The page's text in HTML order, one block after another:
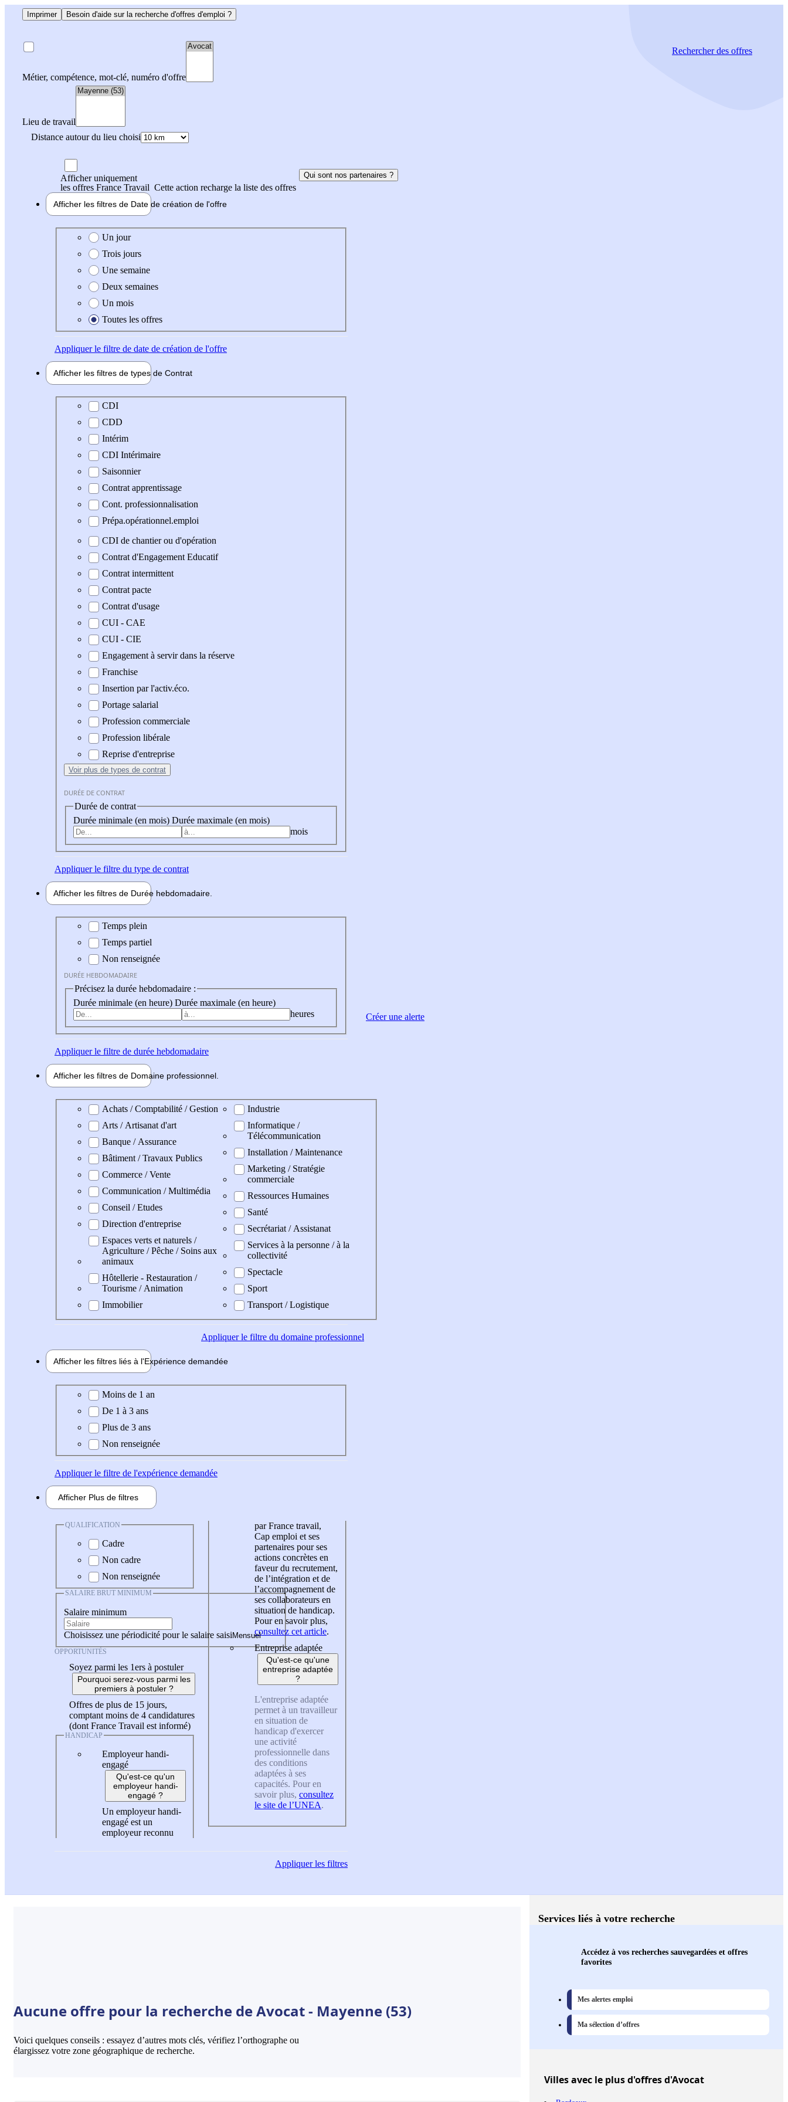
Imprimer Besoin d'aide sur la recherche d'offres d'emploi ?
Métier, compétence, mot-clé, numéro d'offre
Lieu de travail
Distance autour du lieu choisi
Rechercherdes offres
Afficher uniquement
les offres France Travail Cette action recharge la liste des offres
Qui sont nos partenaires ?
Afficher les filtres de Date de création de l'offre
Date de création de l'offre
Un jour
Trois jours
Une semaine
Deux semaines
Un mois
Toutes les offres
Appliquerle filtre de date de création de l'offre
Afficher les filtres de types de Contrat
Type de contrat
CDI
CDD
Intérim
CDI Intérimaire
Saisonnier
Contrat apprentissage
Cont. professionnalisation
Prépa.opérationnel.emploi
CDI de chantier ou d'opération
Contrat d'Engagement Educatif
Contrat intermittent
Contrat pacte
Contrat d'usage
CUI - CAE
CUI - CIE
Engagement à servir dans la réserve
Franchise
Insertion par l'activ.éco.
Portage salarial
Profession commerciale
Profession libérale
Reprise d'entreprise
Voir plus de types de contrat
DURÉE DE CONTRAT
Durée de contrat
Durée minimale (en mois) Durée maximale (en mois)
mois
Appliquerle filtre du type de contrat
Afficher les filtres de Durée hebdomadaire
Durée hebdomadaire
Temps plein
Temps partiel
Non renseignée
DURÉE HEBDOMADAIRE
Précisez la durée hebdomadaire :
Durée minimale (en heure) Durée maximale (en heure)
heures
Appliquerle filtre de durée hebdomadaire
Afficher les filtres de Domaine professionnel
Domaine professionel
Achats / Comptabilité / Gestion
Arts / Artisanat d'art
Banque / Assurance
Bâtiment / Travaux Publics
Commerce / Vente
Communication / Multimédia
Conseil / Etudes
Direction d'entreprise
Espaces verts et naturels /
Agriculture / Pêche / Soins aux
animaux
Hôtellerie - Restauration /
Tourisme / Animation
Immobilier
Industrie
Informatique /
Télécommunication
Installation / Maintenance
Marketing / Stratégie
commerciale
Ressources Humaines
Santé
Secrétariat / Assistanat
Services à la personne / à la
collectivité
Spectacle
Sport
Transport / Logistique
Appliquerle filtre du domaine professionnel
Afficher les filtres liés à l'Expérience demandée
Expérience demandée
Moins de 1 an
De 1 à 3 ans
Plus de 3 ans
Non renseignée
Appliquerle filtre de l'expérience demandée
Afficher Plus de filtres
QUALIFICATION
Cadre
Non cadre
Non renseignée
SALAIRE BRUT MINIMUM
Salaire minimum
Choisissez une périodicité pour le salaire saisi
OPPORTUNITÉS
Soyez parmi les 1ers à postuler
Pourquoi serez-vous parmi les
premiers à postuler ?
Offres de plus de 15 jours,
comptant moins de 4 candidatures
(dont France Travail est informé)
HANDICAP
Employeur handi-
engagé
Qu'est-ce qu'un
employeur handi-
engagé ?
Un employeur handi-
engagé est un
employeur reconnu
par France travail,
Cap emploi et ses
partenaires pour ses
actions concrètes en
faveur du recrutement,
de l’intégration et de
l’accompagnement de
ses collaborateurs en
situation de handicap.
Pour en savoir plus,
consultez cet article.
Entreprise adaptée
Qu'est-ce qu'une
entreprise adaptée
?
L'entreprise adaptée
permet à un travailleur
en situation de
handicap d'exercer
une activité
professionnelle dans
des conditions
adaptées à ses
capacités. Pour en
savoir plus, consultez
le site de l’UNEA.
Appliquerles filtres
Créer une alerte
Aucune offre pour la recherche de Avocat - Mayenne (53)
Voici quelques conseils : essayez d’autres mots clés, vérifiez l’orthographe ou
élargissez votre zone géographique de recherche.
Services liés à votre recherche
Accédez à vos recherches sauvegardées et offres
favorites
Mes alertes emploi
Ma sélection d’offres
Villesavec le plus d'offres d'Avocat